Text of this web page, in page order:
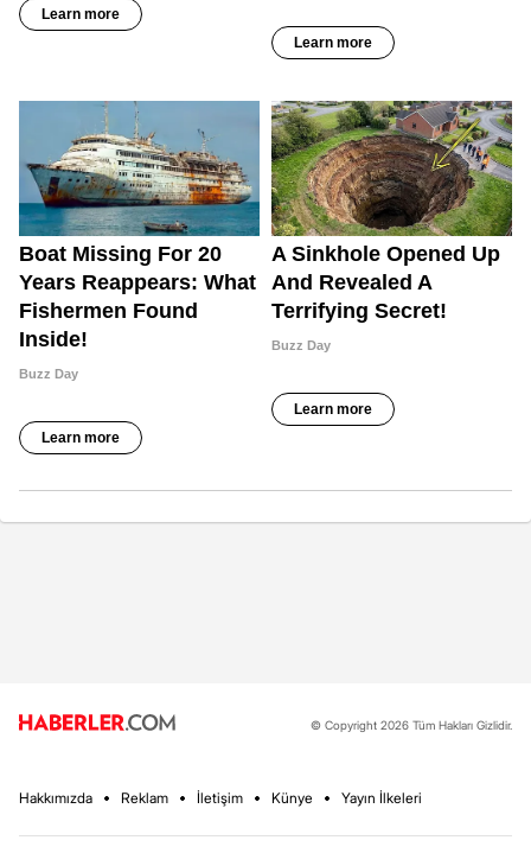
© Copyright 2026 Tüm Hakları Gizlidir.
Hakkımızda Reklam İletişim Künye Yayın İlkeleri